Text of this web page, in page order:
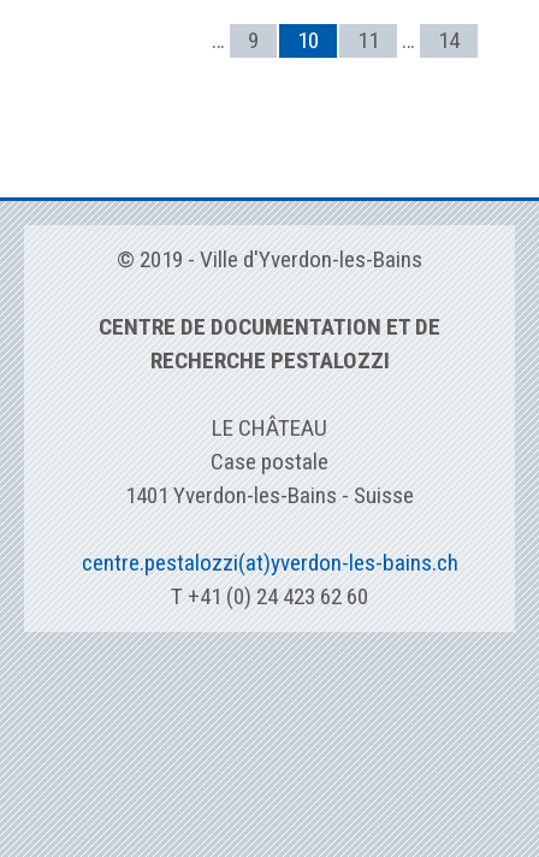
… 9 10 11 … 14
© 2019 - Ville d'Yverdon-les-Bains
CENTRE DE DOCUMENTATION ET DE
RECHERCHE PESTALOZZI
LE CHÂTEAU
Case postale
1401 Yverdon-les-Bains - Suisse
centre.pestalozzi(at)yverdon-les-bains.ch
T +41 (0) 24 423 62 60